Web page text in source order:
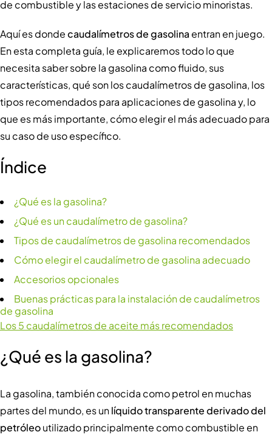
de combustible y las estaciones de servicio minoristas.
Aquí es dondecaudalímetros de gasolinaentran en juego.
En esta completa guía, le explicaremos todo lo que
necesita saber sobre la gasolina como fluido, sus
características, qué son los caudalímetros de gasolina, los
tipos recomendados para aplicaciones de gasolina y, lo
que es más importante, cómo elegir el más adecuado para
su caso de uso específico.
Índice
¿Qué es la gasolina?
¿Qué es un caudalímetro de gasolina?
Tipos de caudalímetros de gasolina recomendados
Cómo elegir el caudalímetro de gasolina adecuado
Accesorios opcionales
Buenas prácticas para la instalación de caudalímetros
de gasolina
Los 5 caudalímetros de aceite más recomendados
¿Qué es la gasolina?
La gasolina, también conocida como petrol en muchas
partes del mundo, es unlíquido transparente derivado del
petróleoutilizado principalmente como combustible en